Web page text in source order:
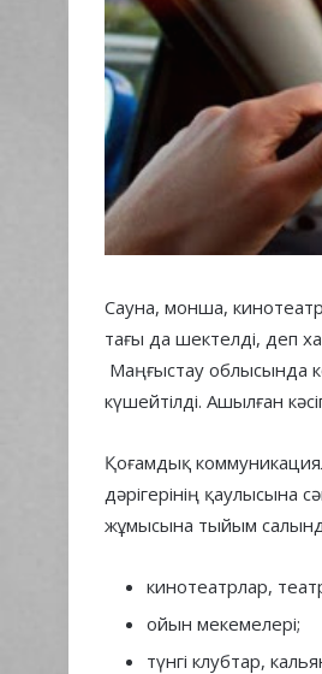
Сауна, монша,
тағы да шектелді, деп
Маңғыстау облысында
күшейтілді. Ашылған
Қоғамдық
дәрігерінің
жұмысына тыйым
кинотеатрлар,
ойын мекемелері;
түнгі клубтар,